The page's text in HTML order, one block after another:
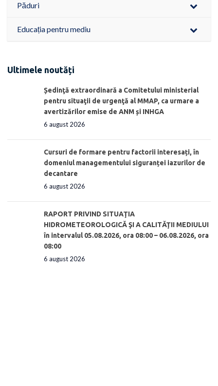
Păduri
Educația pentru mediu
Ultimele noutăți
Ședinţă extraordinară a Comitetului ministerial
pentru situaţii de urgenţă al MMAP, ca urmare a
avertizărilor emise de ANM și INHGA
6 august 2026
Cursuri de formare pentru factorii interesați, în
domeniul managementului siguranței iazurilor de
decantare
6 august 2026
RAPORT PRIVIND SITUAŢIA
HIDROMETEOROLOGICĂ ŞI A CALITĂŢII MEDIULUI
în intervalul 05.08.2026, ora 08:00 – 06.08.2026, ora
08:00
6 august 2026